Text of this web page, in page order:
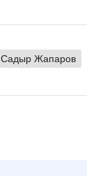
Садыр Жапаров